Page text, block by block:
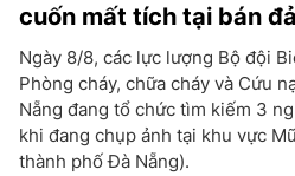
cuốn mất tích tại bán
Ngày 8/8, các lực lượng Bộ đội
Phòng cháy, chữa cháy và Cứu
Nẵng đang tổ chức tìm kiếm 3
khi đang chụp ảnh tại khu vực
thành phố Đà Nẵng).